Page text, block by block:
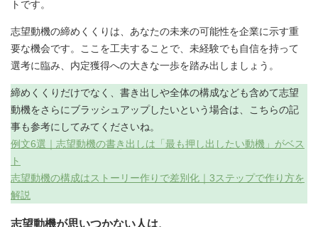
トです。
志望動機の締めくくりは、あなたの未来の可能性を企業に示す重
要な機会です。ここを工夫することで、未経験でも自信を持って
選考に臨み、内定獲得への大きな一歩を踏み出しましょう。
締めくくりだけでなく、書き出しや全体の構成なども含めて志望
動機をさらにブラッシュアップしたいという場合は、こちらの記
事も参考にしてみてくださいね。
例文6選｜志望動機の書き出しは「最も押し出したい動機」がベス
ト
志望動機の構成はストーリー作りで差別化｜3ステップで作り方を
解説
志望動機が思いつかない人は、